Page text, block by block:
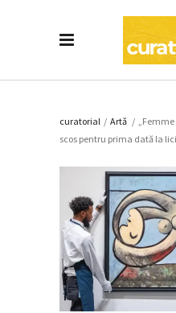
curatorial / Artǎ / „Femme
scos pentru prima dată la